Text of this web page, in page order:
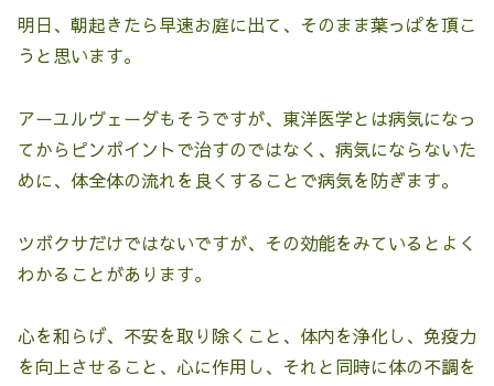
明日、朝起きたら早速お庭に出て、そのまま葉っぱを頂こ
うと思います。
アーユルヴェーダもそうですが、東洋医学とは病気になっ
てからピンポイントで治すのではなく、病気にならないた
めに、体全体の流れを良くすることで病気を防ぎます。
ツボクサだけではないですが、その効能をみているとよく
わかることがあります。
心を和らげ、不安を取り除くこと、体内を浄化し、免疫力
を向上させること、心に作用し、それと同時に体の不調を